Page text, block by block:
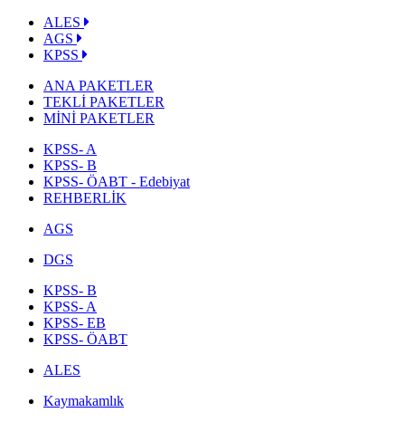
ALES
AGS
KPSS
ANA PAKETLER
TEKLİ PAKETLER
MİNİ PAKETLER
KPSS- A
KPSS- B
KPSS- ÖABT - Edebiyat
REHBERLİK
AGS
DGS
KPSS- B
KPSS- A
KPSS- EB
KPSS- ÖABT
ALES
Kaymakamlık